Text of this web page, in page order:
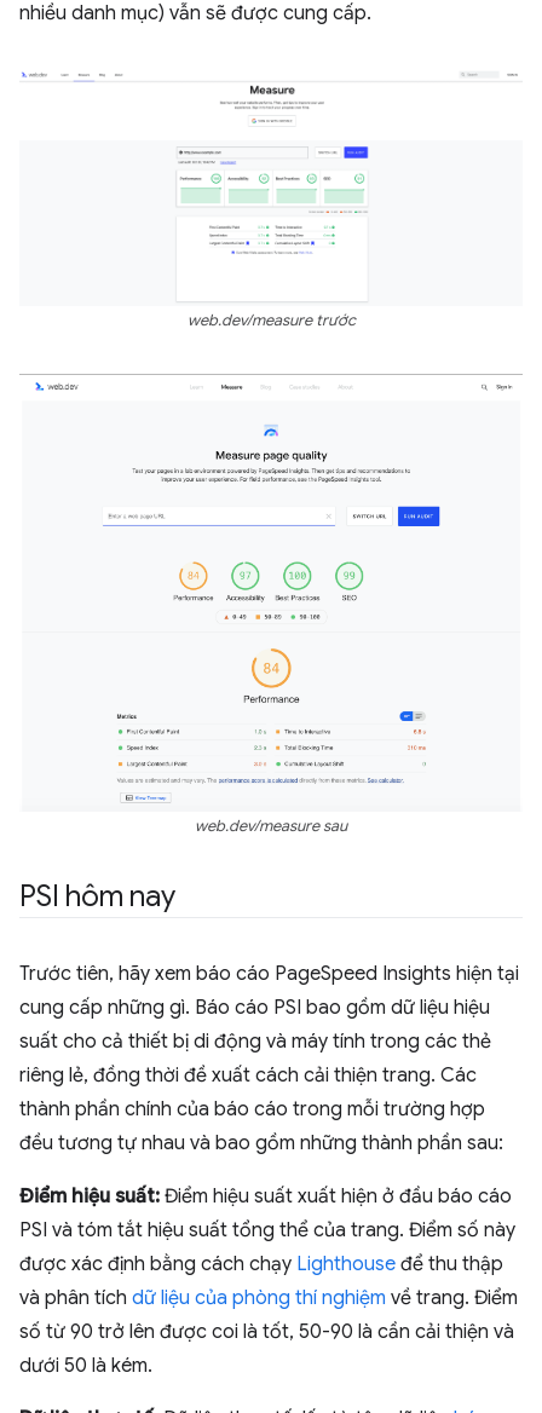
nhiều danh mục) vẫn sẽ được cung cấp.
web.dev/measure trước
web.dev/measure sau
PSI hôm nay
Trước tiên, hãy xem báo cáo PageSpeed Insights hiện tại
cung cấp những gì. Báo cáo PSI bao gồm dữ liệu hiệu
suất cho cả thiết bị di động và máy tính trong các thẻ
riêng lẻ, đồng thời đề xuất cách cải thiện trang. Các
thành phần chính của báo cáo trong mỗi trường hợp
đều tương tự nhau và bao gồm những thành phần sau:
Điểm hiệu suất: Điểm hiệu suất xuất hiện ở đầu báo cáo
PSI và tóm tắt hiệu suất tổng thể của trang. Điểm số này
được xác định bằng cách chạy Lighthouse để thu thập
và phân tích dữ liệu của phòng thí nghiệm về trang. Điểm
số từ 90 trở lên được coi là tốt, 50-90 là cần cải thiện và
dưới 50 là kém.